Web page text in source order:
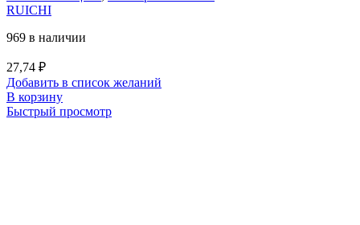
RUICHI
969 в наличии
27,74 ₽
Добавить в список желаний
В корзину
Быстрый просмотр